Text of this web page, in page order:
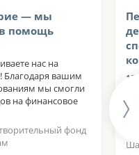
— мы
помощь
нас на
Благодаря вашим
мы смогли
на финансовое
фонд
13